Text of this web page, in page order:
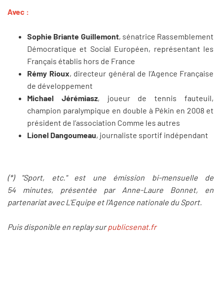
Avec :
Sophie Briante Guillemont, sénatrice Rassemblement
Démocratique et Social Européen, représentant les
Français établis hors de France
Rémy Rioux, directeur général de l’Agence Française
de développement
Michael Jérémiasz, joueur de tennis fauteuil,
champion paralympique en double à Pékin en 2008 et
président de l’association Comme les autres
Lionel Dangoumeau, journaliste sportif indépendant
(*) "Sport, etc." est une émission bi-mensuelle de
54 minutes, présentée par Anne-Laure Bonnet, en
partenariat avec L'Equipe et l'Agence nationale du Sport.
Puis disponible en replay sur publicsenat.fr